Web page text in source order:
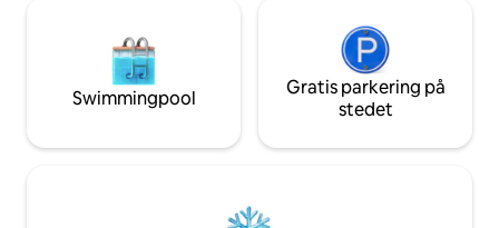
Swimmingpool
Gratis parkering på
stedet